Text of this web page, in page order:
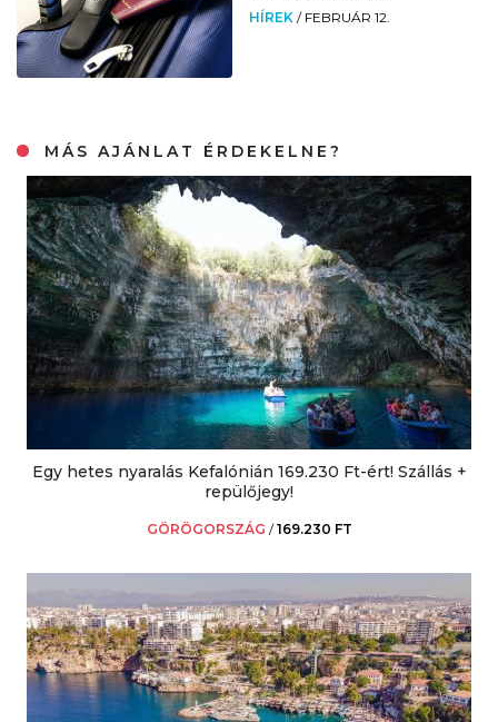
HÍREK / FEBRUÁR 12.
MÁS AJÁNLAT ÉRDEKELNE?
Egy hetes nyaralás Kefalónián 169.230 Ft-ért! Szállás +
repülőjegy!
GÖRÖGORSZÁG /169.230 FT